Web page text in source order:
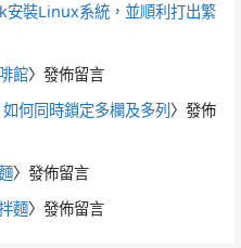
裝Linux系統，並順利打出繁
館〉發佈留言
何同時鎖定多欄及多列 〉發佈
〉發佈留言
麵〉發佈留言